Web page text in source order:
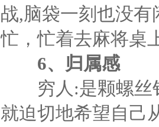
战,脑袋一刻也没
忙，忙着去麻将桌
6、归属感
穷人:是颗螺丝
就迫切地希望自己